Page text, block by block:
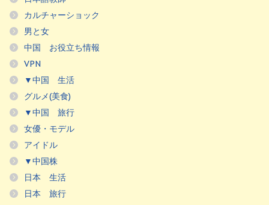
カルチャーショック
男と女
中国 お役立ち情報
VPN
▼中国 生活
グルメ(美食)
▼中国 旅行
女優・モデル
アイドル
▼中国株
日本 生活
日本 旅行